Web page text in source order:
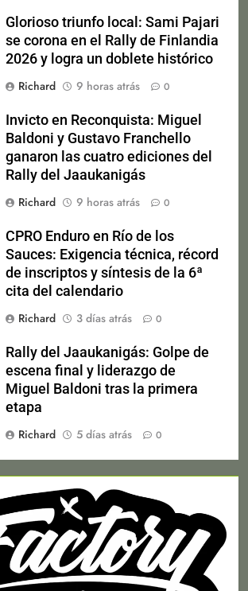
Glorioso triunfo local: Sami Pajari
se corona en el Rally de Finlandia
2026 y logra un doblete histórico
Richard
9 horas atrás 0
Invicto en Reconquista: Miguel
Baldoni y Gustavo Franchello
ganaron las cuatro ediciones del
Rally del Jaaukanigás
Richard
9 horas atrás 0
CPRO Enduro en Río de los
Sauces: Exigencia técnica, récord
de inscriptos y síntesis de la 6ª
cita del calendario
Richard
3 días atrás 0
Rally del Jaaukanigás: Golpe de
escena final y liderazgo de
Miguel Baldoni tras la primera
etapa
Richard
5 días atrás 0